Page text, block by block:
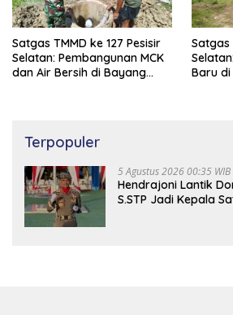
Satgas TMMD ke 127 Pesisir
Selatan: Pembangunan MCK
dan Air Bersih di Bayang
Satgas
Baru di
Terpopuler
5 Agustus 2026 00:35 WIB
Hendrajoni Lantik
S.STP Jadi Kepala